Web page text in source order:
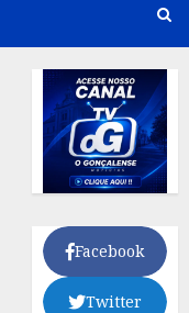
Facebook
Twitter